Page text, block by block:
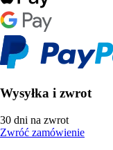
Wysyłka i zwrot
30 dni na zwrot
Zwróć zamówienie